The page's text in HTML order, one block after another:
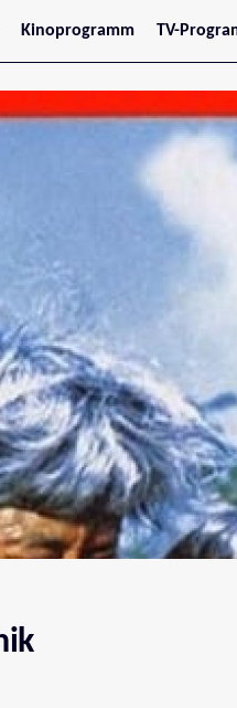
Kinoprogramm
Jetzt im Kino
Niederösterreich
Vorarlberg
TV-